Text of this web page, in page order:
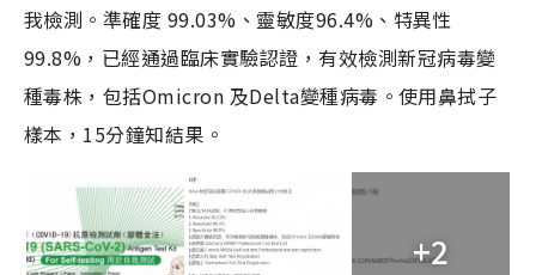
我檢測。準確度 99.03%、靈敏度96.4%、特異性
99.8%，已經通過臨床實驗認證，有效檢測新冠病毒變
種毒株，包括Omicron 及Delta變種病毒。使用鼻拭子
樣本，15分鐘知結果。
+2